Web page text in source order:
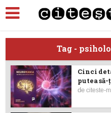
Tag -
Cinci
putea să-
deciteste-